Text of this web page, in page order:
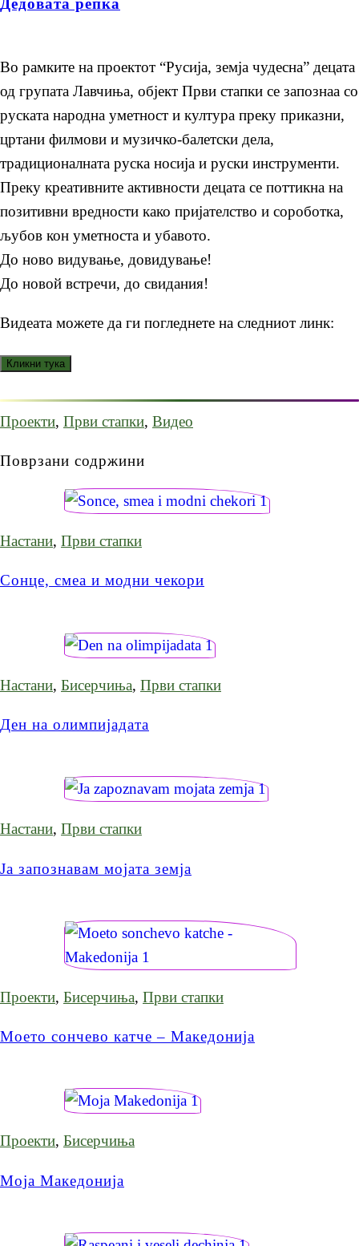
Дедовата репка
Во рамките на проектот “Русија, земја чудесна” децата
од групата Лавчиња, објект Први стапки се запознаа со
руската народна уметност и култура преку приказни,
цртани филмови и музичко-балетски дела,
традиционалната руска носија и руски инструменти.
Преку креативните активности децата се поттикна на
позитивни вредности како пријателство и сороботка,
љубов кон уметноста и убавото.
До ново видување, довидување!
До новой встречи, до свидания!
Видеата можете да ги погледнете на следниот линк:
Кликни тука
Проекти, Први стапки, Видео
Поврзани содржини
Настани, Први стапки
Сонце, смеа и модни чекори
Настани, Бисерчиња, Први стапки
Ден на олимпијадата
Настани, Први стапки
Ја запознавам мојата земја
Проекти, Бисерчиња, Први стапки
Моето сончево катче – Македонија
Проекти, Бисерчиња
Моја Македонија